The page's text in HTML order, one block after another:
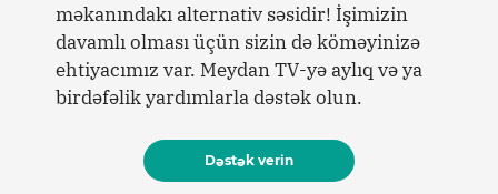
məkanındakı alternativ səsidir! İşimizin
davamlı olması üçün sizin də köməyinizə
ehtiyacımız var. Meydan TV-yə aylıq və ya
birdəfəlik yardımlarla dəstək olun.
Dəstək verin